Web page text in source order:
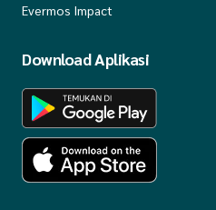
Evermos Impact
Download Aplikasi